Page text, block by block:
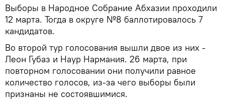
Выборы в Народное Собрание Абхазии проходили
12 марта. Тогда в округе №8 баллотировалось 7
кандидатов.
Во второй тур голосования вышли двое из них -
Леон Губаз и Наур Нармания. 26 марта, при
повторном голосовании они получили равное
количество голосов, из-за чего выборы были
признаны не состоявшимися.